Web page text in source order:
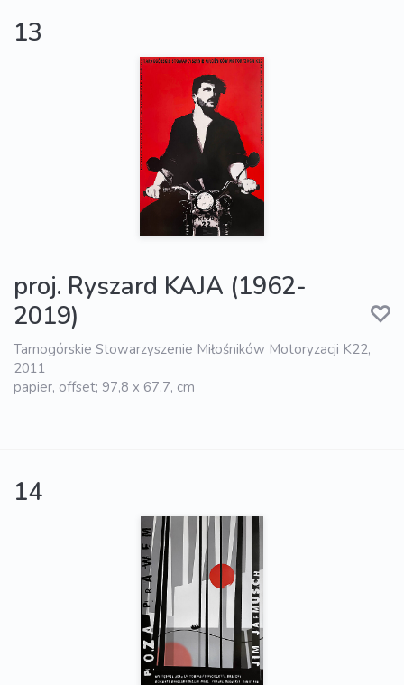
13
proj. Ryszard KAJA (1962-
2019)
Tarnogórskie Stowarzyszenie Miłośników Motoryzacji K22,
2011
papier, offset; 97,8 x 67,7, cm
14